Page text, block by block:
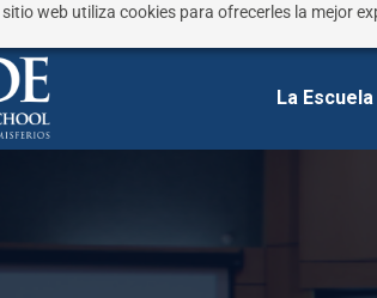
web utiliza cookies para ofrecerles la mejor
Responde estas preguntas
La Escuela